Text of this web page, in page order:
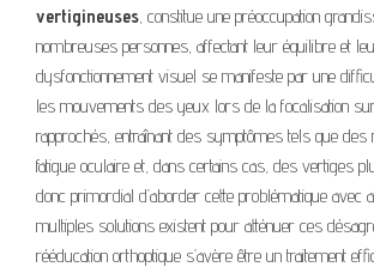
vertigineuses, constitue une préoccupation
nombreuses personnes, affectant leur équilibre et
dysfonctionnement visuel se manifeste par une
les mouvements des yeux lors de la focalisation
rapprochés, entraînant des symptômes tels que des
fatigue oculaire et, dans certains cas, des vertiges
donc primordial d’aborder cette problématique avec
multiples solutions existent pour atténuer ces
rééducation orthoptique s’avère être un traitement